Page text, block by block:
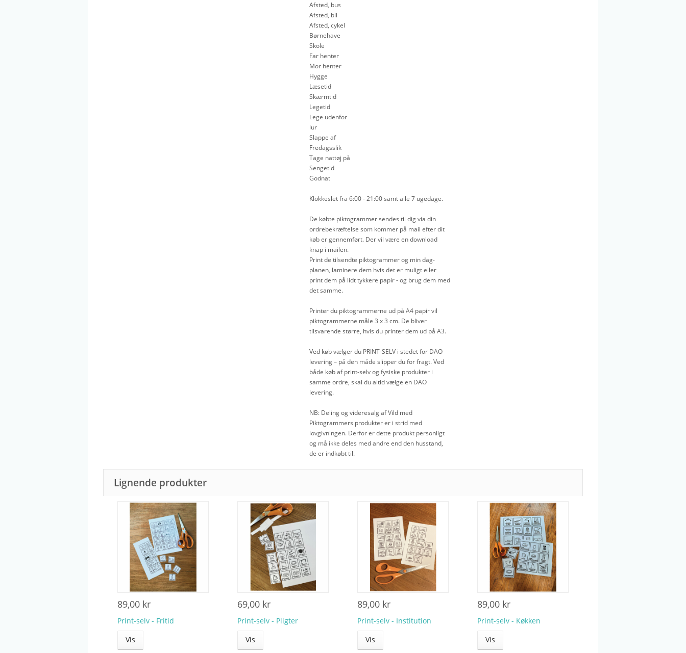
Afsted, bus
Afsted, bil
Afsted, cykel
Børnehave
Skole
Far henter
Mor henter
Hygge
Læsetid
Skærmtid
Legetid
Lege udenfor
lur
Slappe af
Fredagsslik
Tage nattøj på
Sengetid
Godnat
Klokkeslet fra 6:00 - 21:00 samt alle 7 ugedage.
De købte piktogrammer sendes til dig via din
ordrebekræftelse som kommer på mail efter dit
køb er gennemført. Der vil være en download
knap i mailen.
Print de tilsendte piktogrammer og min dag-
planen, laminere dem hvis det er muligt eller
print dem på lidt tykkere papir - og brug dem med
det samme.
Printer du piktogrammerne ud på A4 papir vil
piktogrammerne måle 3 x 3 cm. De bliver
tilsvarende større, hvis du printer dem ud på A3.
Ved køb vælger du PRINT-SELV i stedet for DAO
levering – på den måde slipper du for fragt. Ved
både køb af print-selv og fysiske produkter i
samme ordre, skal du altid vælge en DAO
levering.
NB: Deling og videresalg af Vild med
Piktogrammers produkter er i strid med
lovgivningen. Derfor er dette produkt personligt
og må ikke deles med andre end den husstand,
de er indkøbt til.
Lignende produkter
89,00 kr
Print-selv - Fritid
Vis
69,00 kr
Print-selv - Pligter
Vis
89,00 kr
Print-selv - Institution
Vis
89,00 kr
Print-selv - Køkken
Vis